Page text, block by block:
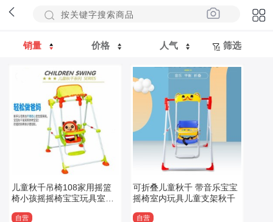
销量 价格 人气 筛选
儿童秋千吊椅108家用摇篮
椅小孩摇摇椅宝宝玩具室内
自营
可折叠儿童秋千 带音乐宝宝
摇椅室内玩具儿童支架秋千
自营